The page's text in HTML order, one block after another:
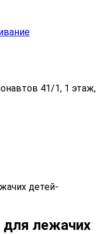
41/1, 1 этаж,
детей-
лежачих